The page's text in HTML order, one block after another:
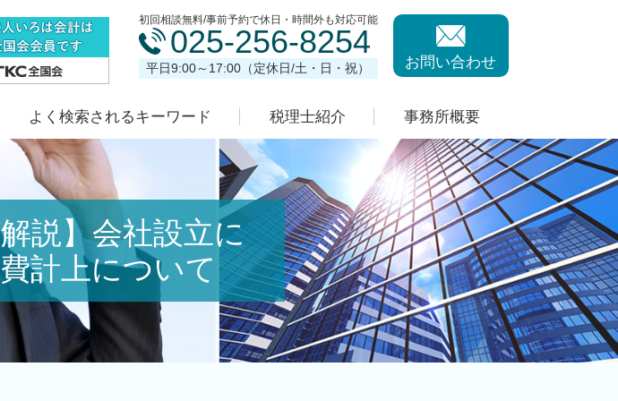
説】会社設立に
計上について
初回相談無料/事前予約で休日・時間外も対応可能
025-256-8254
平日9:00～17:00（定休日/土・日・祝） お問い合わせ
よく検索されるキーワード 税理士紹介 事務所概要